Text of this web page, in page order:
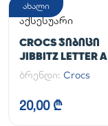
ახალი
აქსესუარი
CROCS ᲯᲘᲑᲘᲪᲘ
JIBBITZ LETTER A
ბრენდი: Crocs
20,00 ₾